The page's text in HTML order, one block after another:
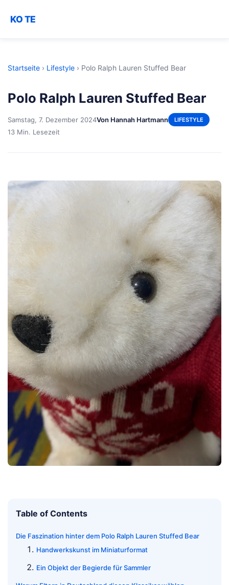
KO TE
Startseite › Lifestyle › Polo Ralph Lauren Stuffed Bear
Polo Ralph Lauren Stuffed Bear
Samstag, 7. Dezember 2024Von Hannah Hartmann LIFESTYLE
13 Min. Lesezeit
Table of Contents
Die Faszination hinter dem Polo Ralph Lauren Stuffed Bear
Handwerkskunst im Miniaturformat
Ein Objekt der Begierde für Sammler